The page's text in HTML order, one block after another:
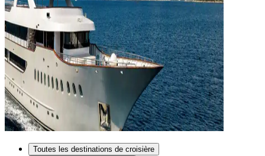
Toutes les destinations de croisière